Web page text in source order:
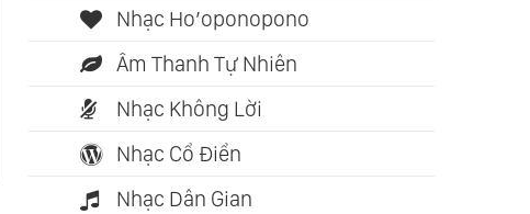
Nhạc Ho’oponopono
Âm Thanh Tự Nhiên
Nhạc Không Lời
Nhạc Cổ Điển
Nhạc Dân Gian